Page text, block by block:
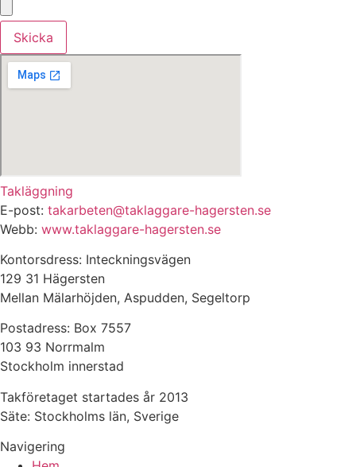
Skicka
Takläggning
E-post: takarbeten@taklaggare-hagersten.se
Webb: www.taklaggare-hagersten.se
Kontorsdress: Inteckningsvägen
129 31 Hägersten
Mellan Mälarhöjden, Aspudden, Segeltorp
Postadress: Box 7557
103 93 Norrmalm
Stockholm innerstad
Takföretaget startades år 2013
Säte: Stockholms län, Sverige
Navigering